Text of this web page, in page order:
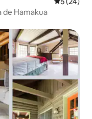
de Hamakua